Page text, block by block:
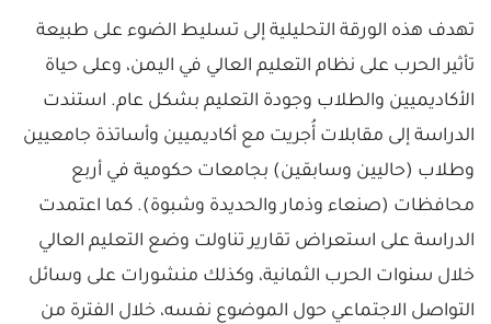
تهدف هذه الورقة التحليلية إلى تسليط الضوء على طبيعة
تأثير الحرب على نظام التعليم العالي في اليمن، وعلى حياة
الأكاديميين والطلاب وجودة التعليم بشكل عام. استندت
الدراسة إلى مقابلات أُجريت مع أكاديميين وأساتذة جامعيين
وطلاب (حاليين وسابقين) بجامعات حكومية في أربع
محافظات (صنعاء وذمار والحديدة وشبوة). كما اعتمدت
الدراسة على استعراض تقارير تناولت وضع التعليم العالي
خلال سنوات الحرب الثمانية، وكذلك منشورات على وسائل
التواصل الاجتماعي حول الموضوع نفسه، خلال الفترة من